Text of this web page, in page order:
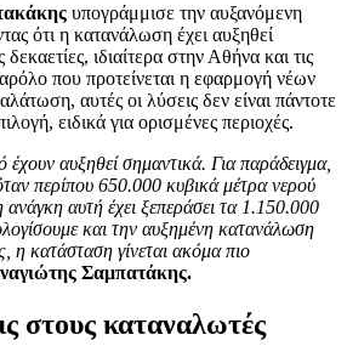
υπογράμμισε την αυξανόμενη
ότι η κατανάλωση έχει αυξηθεί
δεκαετίες, ιδιαίτερα στην Αθήνα και τις
που προτείνεται η εφαρμογή νέων
αυτές οι λύσεις δεν είναι πάντοτε
ειδικά για ορισμένες περιοχές.
έχουν αυξηθεί σημαντικά. Για παράδειγμα,
περίπου 650.000 κυβικά μέτρα νερού
αυτή έχει ξεπεράσει τα 1.150.000
και την αυξημένη κατανάλωση
η κατάσταση γίνεται ακόμα πιο
Σαμπατάκης.
στους καταναλωτές